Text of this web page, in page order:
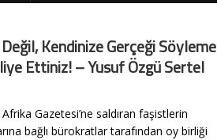
Kendinize Gerçeği Söyleme
Ettiniz! – Yusuf Özgü Sertel
Afrika Gazetesi’ne saldıran faşistlerin
bağlı bürokratlar tarafından oy birliği